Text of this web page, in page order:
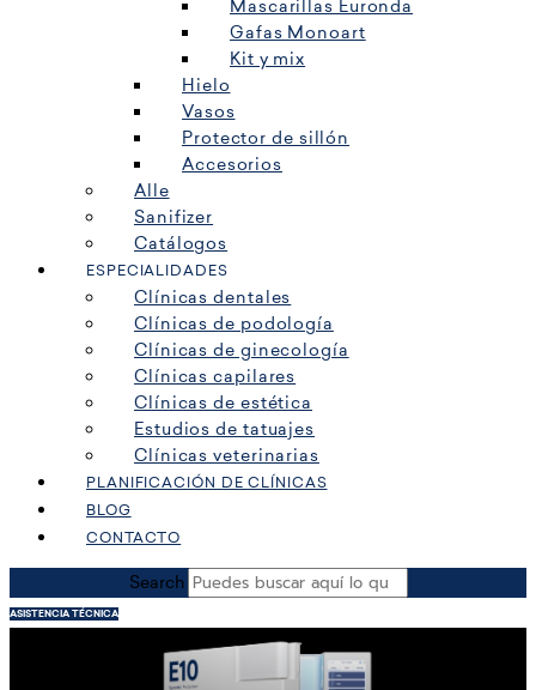
Mascarillas Euronda
Gafas Monoart
Kit y mix
Hielo
Vasos
Protector de sillón
Accesorios
Alle
Sanifizer
Catálogos
ESPECIALIDADES
Clínicas dentales
Clínicas de podología
Clínicas de ginecología
Clínicas capilares
Clínicas de estética
Estudios de tatuajes
Clínicas veterinarias
PLANIFICACIÓN DE CLÍNICAS
BLOG
CONTACTO
Search
ASISTENCIA TÉCNICA